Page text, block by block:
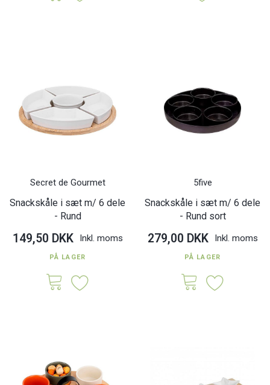
Secret de Gourmet
Snackskåle i sæt m/ 6 dele
- Rund
149,50 DKK Inkl. moms
PÅ LAGER
5five
Snackskåle i sæt m/ 6 dele
- Rund sort
279,00 DKK Inkl. moms
PÅ LAGER